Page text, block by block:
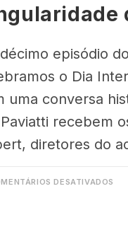
episódio
o Dia
uma conversa
recebem
diretores do
DESATIVADOS